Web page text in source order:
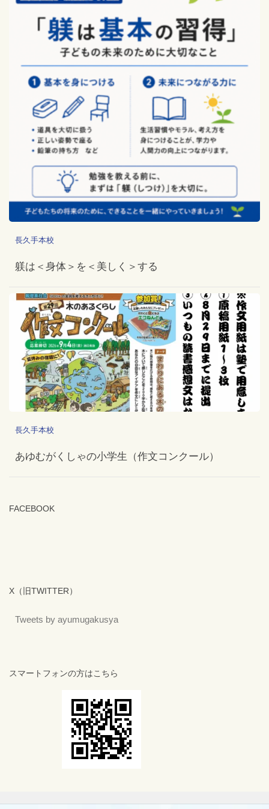
長久手本校
躾は＜身体＞を＜美しく＞する
長久手本校
あゆむがくしゃの小学生（作文コンクール）
FACEBOOK
X（旧TWITTER）
Tweets by ayumugakusya
スマートフォンの方はこちら